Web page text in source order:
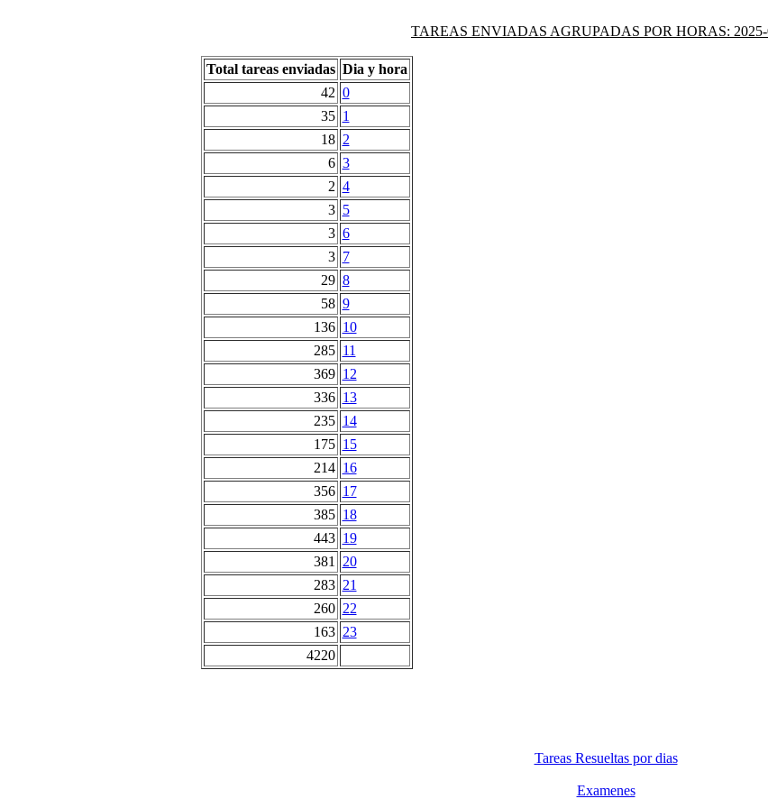
TAREAS ENVIADAS AGRUPADAS POR HORAS: 2025-
Total tareas enviadas Dia y hora
42 0
35 1
18 2
6 3
2 4
3 5
3 6
3 7
29 8
58 9
136 10
285 11
369 12
336 13
235 14
175 15
214 16
356 17
385 18
443 19
381
20
283 21
260 22
163 23
4220
Tareas Resueltas por dias
Examenes